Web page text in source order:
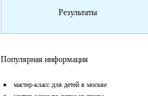
Результаты
Популярная информация
мастер-класс для детей в москве